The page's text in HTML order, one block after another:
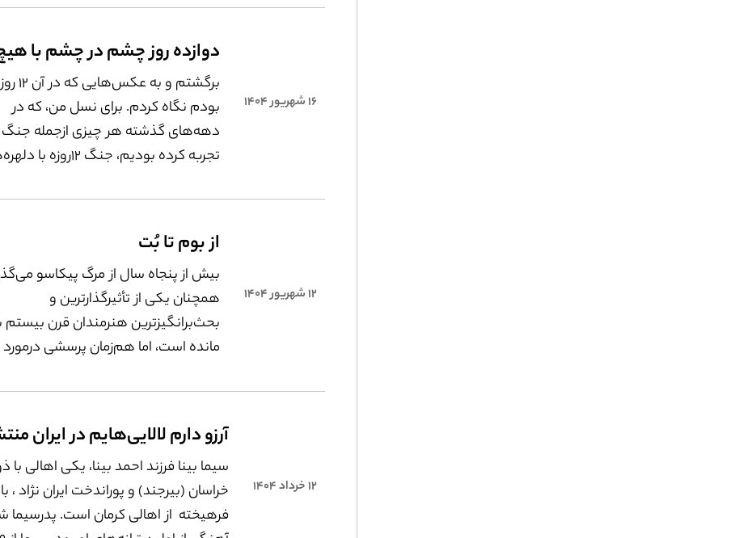
هم‌زمان برف باریدن گرفته و حوا، کلفت
نامش را برفی گذاشته است. شاید برای
آثارش، همیشه رنگ سفید عنصری
است.
۱۶ شهریور ۱۴۰۴
برگشتم و
بودم نگاه کردم. برای نسل من، که در
دهه‌‌های گذشته هر چیزی از‌جمله جنگ
تجربه کرده بودیم، جنگ ۱۲روزه
جنگ برایش در صدای آژیر و پناه‌‌
مدرسه ‌‌نرفتن خلاصه شود؛
۱۲ شهریور ۱۴۰۴
از بوم تا بُت
بیش از پنجاه سال از مرگ پیکاسو
همچنان یکی از تأثیرگذارترین و
بحث‌برانگیزترین هنرمندان قرن بیستم
مانده است، اما هم‌زمان پرسشی درمورد
رفتارهای زن‌ستیز و استعماری‌اش، ازنو
۱۲ خرداد ۱۴۰۴
سیما بینا فرزند احمد بینا، یکی اهالی با
خراسان (بیرجند) و پوراندخت ایران نژاد ،
فرهیخته از اهالی کرمان است. پدرسیما